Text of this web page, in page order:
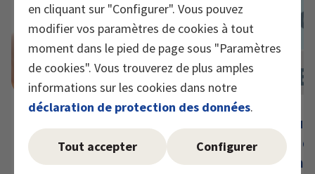
en cliquant sur "Configurer". Vous pouvez
modifier vos paramètres de cookies à tout
moment dans le pied de page sous "Paramètres
de cookies". Vous trouverez de plus amples
informations sur les cookies dans notre
déclaration de protection des données.
Tout accepter Configurer
pendant la grossesse et
l’allaitement
notions